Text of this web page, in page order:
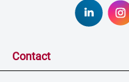
Contact